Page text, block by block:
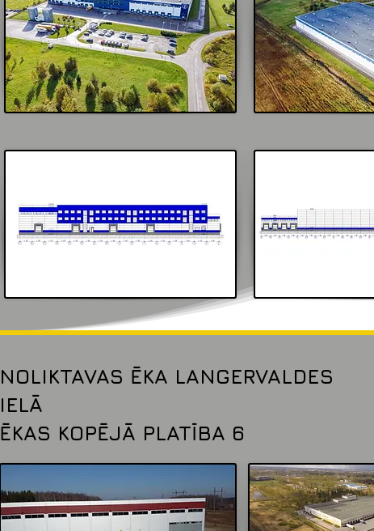
NOLIKTAVAS ĒKA LANGERVALDES
IELĀ
ĒKAS KOPĒJĀ PLATĪBA 6